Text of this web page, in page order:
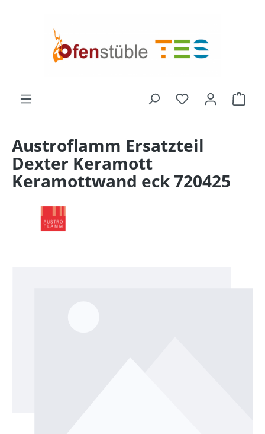
Du hast 0
Austroflamm Ersatzteil
Dexter Keramott
Keramottwand eck 720425